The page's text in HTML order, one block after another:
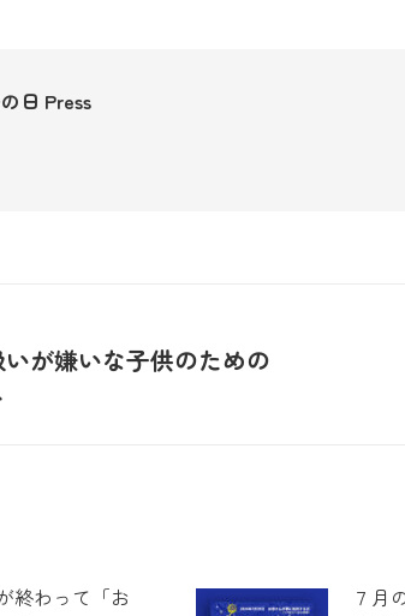
日 Press
が嫌いな子供のための
終わって「お
７月